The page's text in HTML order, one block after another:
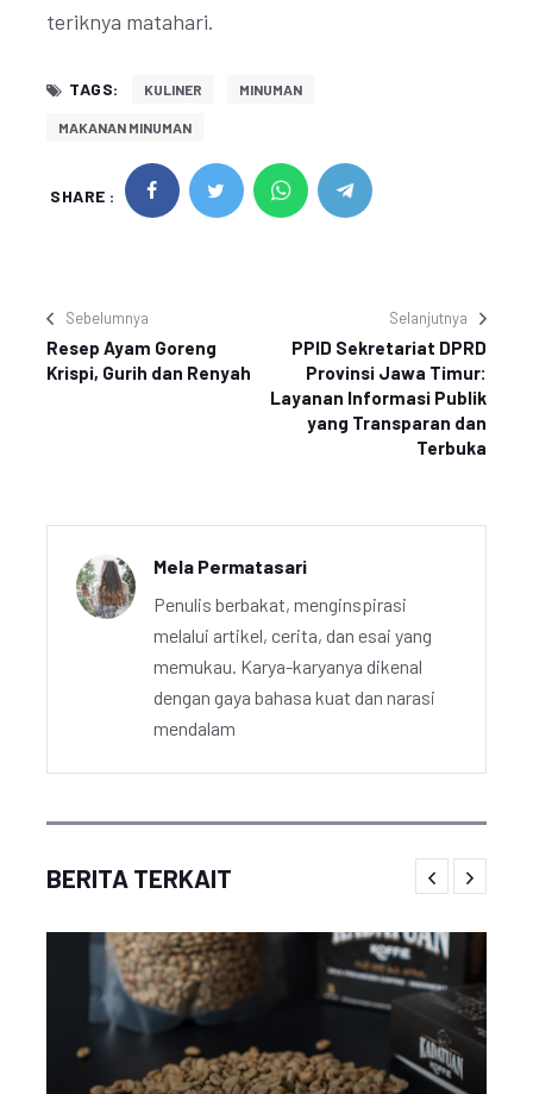
teriknya matahari.
TAGS: KULINER MINUMAN
MAKANAN MINUMAN
SHARE :
Sebelumnya
Resep Ayam Goreng
Krispi, Gurih dan Renyah
Selanjutnya
PPID Sekretariat DPRD
Provinsi Jawa Timur:
Layanan Informasi Publik
yang Transparan dan
Terbuka
Mela Permatasari
Penulis berbakat, menginspirasi
melalui artikel, cerita, dan esai yang
memukau. Karya-karyanya dikenal
dengan gaya bahasa kuat dan narasi
mendalam
BERITA TERKAIT